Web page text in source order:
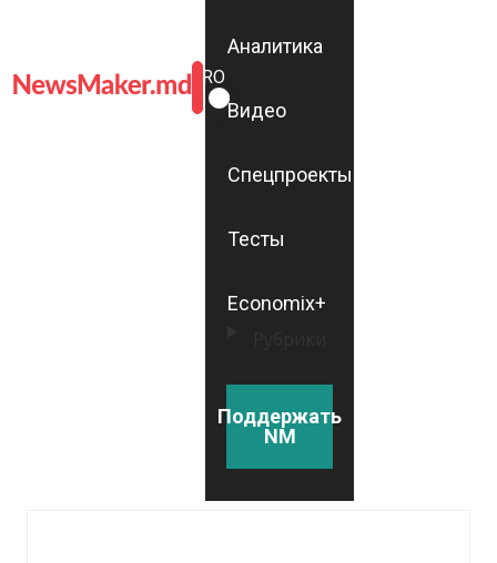
ROMÂNĂ
RU
Аналитика
Видео
Спецпроекты
Тесты
Economix+
Поддержать
NM